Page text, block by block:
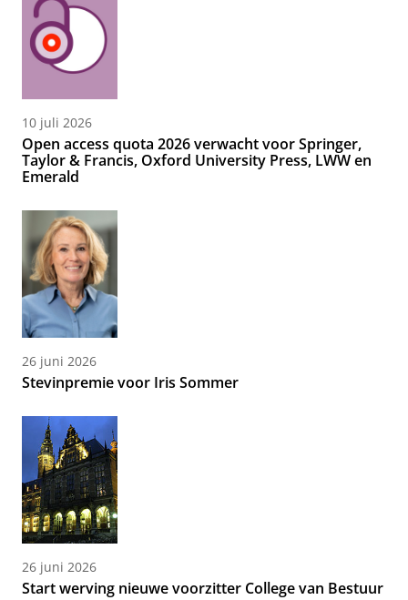
10 juli 2026
Open access quota 2026 verwacht voor Springer,
Taylor & Francis, Oxford University Press, LWW en
Emerald
26 juni 2026
Stevinpremie voor Iris Sommer
26 juni 2026
Start werving nieuwe voorzitter College van Bestuur